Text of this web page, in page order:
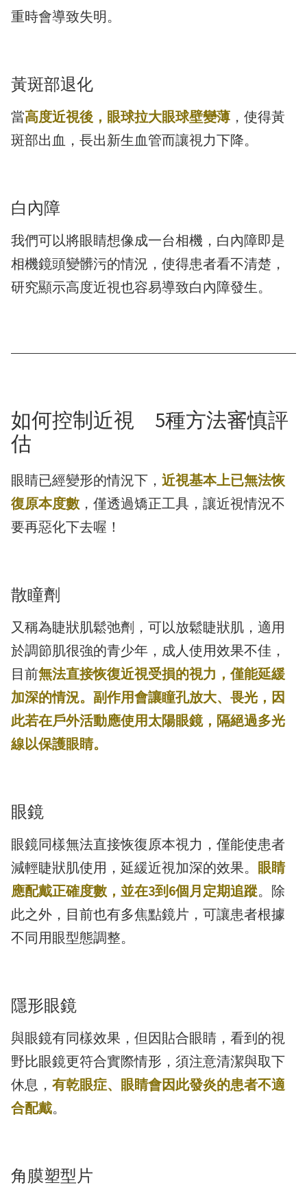
重時會導致失明。
黃斑部退化
當高度近視後，眼球拉大眼球壁變薄 ，使得黃
斑部出血，長出新生血管而讓視力下降。
白內障
我們可以將眼睛想像成一台相機，白內障即是
相機鏡頭變髒污的情況，使得患者看不清楚，
研究顯示高度近視也容易導致白內障發生。
如何控制近視 5種方法審慎評
估
眼睛已經變形的情況下， 近視基本上已無法恢
復原本度數 ，僅透過矯正工具，讓近視情況不
要再惡化下去喔！
散瞳劑
又稱為睫狀肌鬆弛劑，可以放鬆睫狀肌，適用
於調節肌很強的青少年，成人使用效果不佳，
目前無法直接恢復近視受損的視力，僅能延緩
加深的情況。副作用會讓瞳孔放大、畏光，因
此若在戶外活動應使用太陽眼鏡，隔絕過多光
線以保護眼睛。
眼鏡
眼鏡同樣無法直接恢復原本視力，僅能使患者
減輕睫狀肌使用，延緩近視加深的效果。 眼睛
應配戴正確度數，並在3到6個月定期追蹤。除
此之外，目前也有多焦點鏡片，可讓患者根據
不同用眼型態調整。
隱形眼鏡
與眼鏡有同樣效果，但因貼合眼睛，看到的視
野比眼鏡更符合實際情形，須注意清潔與取下
休息， 有乾眼症、眼睛會因此發炎的患者不適
合配戴。
角膜塑型片